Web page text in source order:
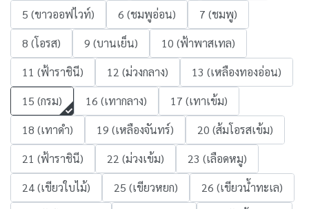
5 (ขาวออฟไวท์)
6 (ชมพูอ่อน)
7 (ชมพู)
8 (โอรส)
9 (บานเย็น)
10 (ฟ้าพาสเทล)
11 (ฟ้าราชินี)
12 (ม่วงกลาง)
13 (เหลืองทองอ่อน)
15 (กรม)
16 (เทากลาง)
17 (เทาเข้ม)
18 (เทาดำ)
19 (เหลืองจันทร์)
20 (ส้มโอรสเข้ม)
21 (ฟ้าราชินี)
22 (ม่วงเข้ม)
23 (เลือดหมู)
24 (เขียวใบไม้)
25 (เขียวหยก)
26 (เขียวน้ำทะเล)